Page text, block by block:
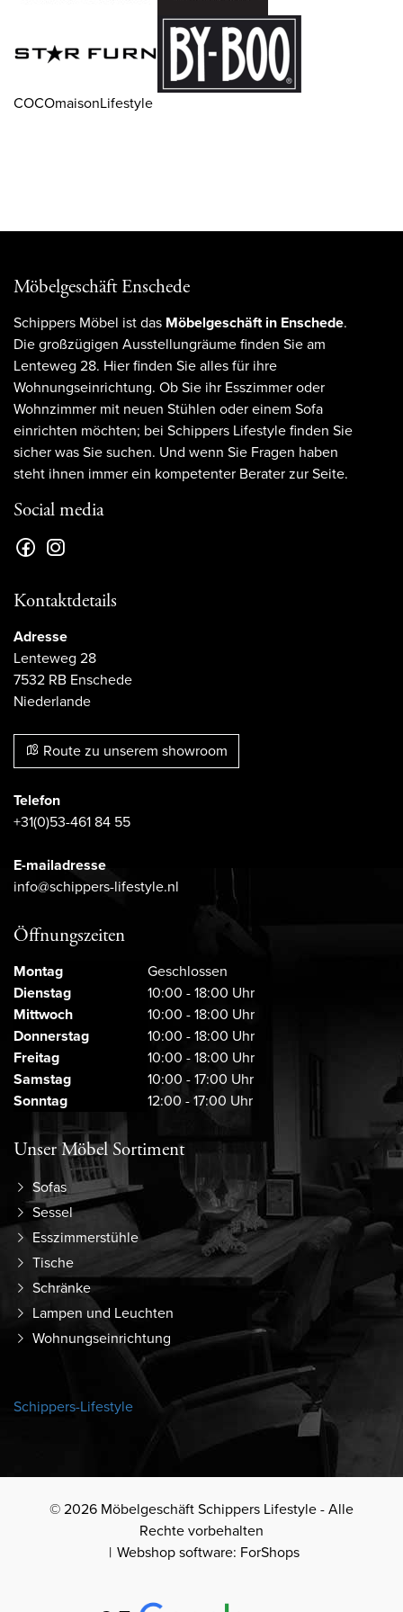
COCOmaisonLifestyle
Möbelgeschäft Enschede
Schippers Möbel ist das Möbelgeschäft in Enschede.
Die großzügigen Ausstellungräume finden Sie am
Lenteweg 28. Hier finden Sie alles für ihre
Wohnungseinrichtung. Ob Sie ihr Esszimmer oder
Wohnzimmer mit neuen Stühlen oder einem Sofa
einrichten möchten; bei Schippers Lifestyle finden Sie
sicher was Sie suchen. Und wenn Sie Fragen haben
steht ihnen immer ein kompetenter Berater zur Seite.
Social media
Kontaktdetails
Adresse
Lenteweg 28
7532 RB Enschede
Niederlande
Route zu unserem showroom
Telefon
+31(0)53-461 84 55
E-mailadresse
info@schippers-lifestyle.nl
Öffnungszeiten
Montag
Geschlossen
Dienstag
10:00 - 18:00 Uhr
Mittwoch
10:00 - 18:00 Uhr
Donnerstag
10:00 - 18:00 Uhr
Freitag
10:00 - 18:00 Uhr
Samstag
10:00 - 17:00 Uhr
Sonntag
12:00 - 17:00 Uhr
Unser Möbel Sortiment
Sofas
Sessel
Esszimmerstühle
Tische
Schränke
Lampen und Leuchten
Wohnungseinrichtung
Schippers-Lifestyle
© 2026 Möbelgeschäft Schippers Lifestyle - Alle
Rechte vorbehalten
Webshop software: ForShops